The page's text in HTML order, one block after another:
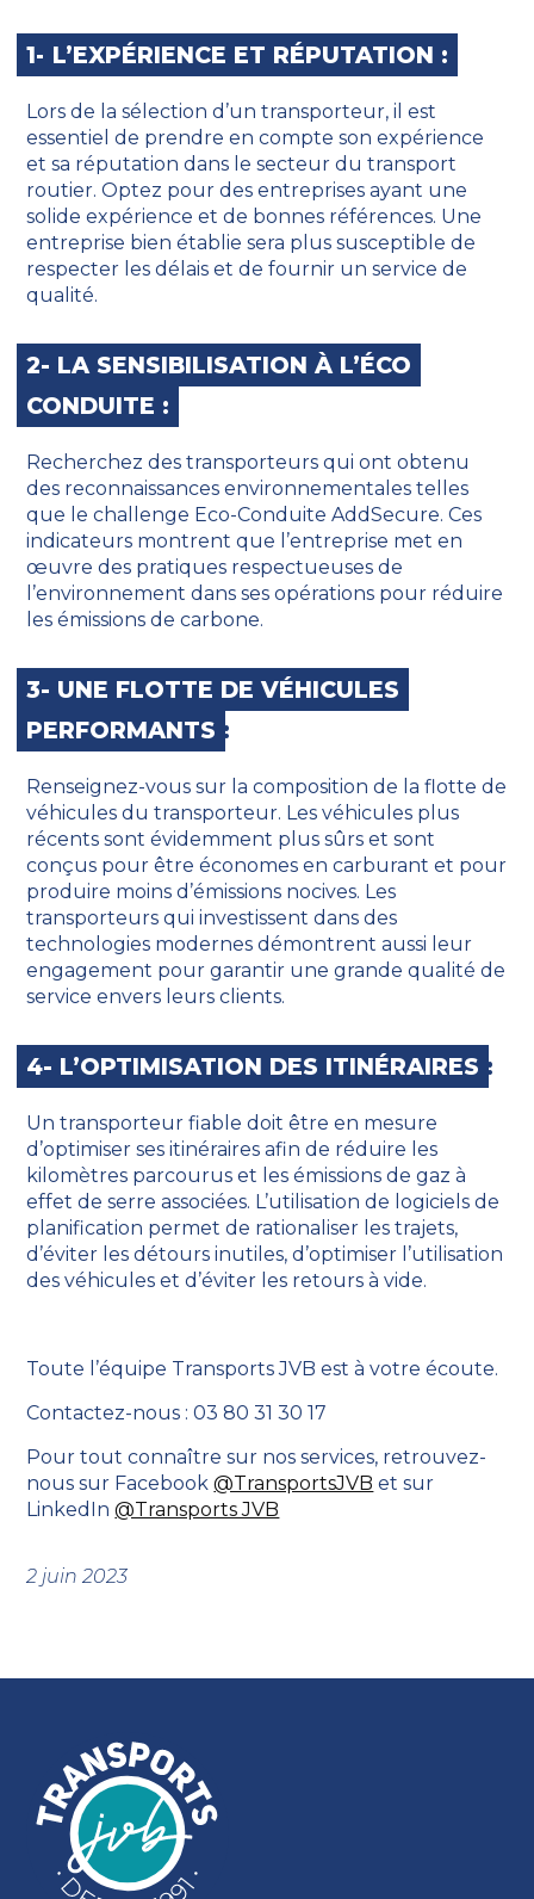
1- L’EXPÉRIENCE ET RÉPUTATION :
Lors de la sélection d’un transporteur, il est
essentiel de prendre en compte son expérience
et sa réputation dans le secteur du transport
routier. Optez pour des entreprises ayant une
solide expérience et de bonnes références. Une
entreprise bien établie sera plus susceptible de
respecter les délais et de fournir un service de
qualité.
2- LA SENSIBILISATION À L’ÉCO
CONDUITE :
Recherchez des transporteurs qui ont obtenu
des reconnaissances environnementales telles
que le challenge Eco-Conduite AddSecure. Ces
indicateurs montrent que l’entreprise met en
œuvre des pratiques respectueuses de
l’environnement dans ses opérations pour réduire
les émissions de carbone.
3- UNE FLOTTE DE VÉHICULES
PERFORMANTS :
Renseignez-vous sur la composition de la flotte de
véhicules du transporteur. Les véhicules plus
récents sont évidemment plus sûrs et sont
conçus pour être économes en carburant et pour
produire moins d’émissions nocives. Les
transporteurs qui investissent dans des
technologies modernes démontrent aussi leur
engagement pour garantir une grande qualité de
service envers leurs clients.
4- L’OPTIMISATION DES ITINÉRAIRES :
Un transporteur fiable doit être en mesure
d’optimiser ses itinéraires afin de réduire les
kilomètres parcourus et les émissions de gaz à
effet de serre associées. L’utilisation de logiciels de
planification permet de rationaliser les trajets,
d’éviter les détours inutiles, d’optimiser l’utilisation
des véhicules et d’éviter les retours à vide.
Toute l’équipe Transports JVB est à votre écoute.
Contactez-nous : 03 80 31 30 17
Pour tout connaître sur nos services, retrouvez-
nous sur Facebook@TransportsJVB et sur
LinkedIn@Transports JVB
2 juin 2023